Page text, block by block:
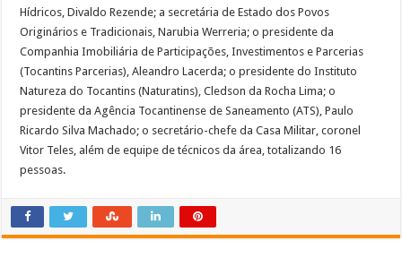
Hídricos, Divaldo Rezende; a secretária de Estado dos Povos
Originários e Tradicionais, Narubia Werreria; o presidente da
Companhia Imobiliária de Participações, Investimentos e Parcerias
(Tocantins Parcerias), Aleandro Lacerda; o presidente do Instituto
Natureza do Tocantins (Naturatins), Cledson da Rocha Lima; o
presidente da Agência Tocantinense de Saneamento (ATS), Paulo
Ricardo Silva Machado; o secretário-chefe da Casa Militar, coronel
Vitor Teles, além de equipe de técnicos da área, totalizando 16
pessoas.